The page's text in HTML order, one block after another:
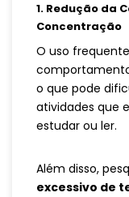
1. Redução da
Concentração
O uso
o que pode
atividades que
estudar ou ler.
Além disso,
excessivo de